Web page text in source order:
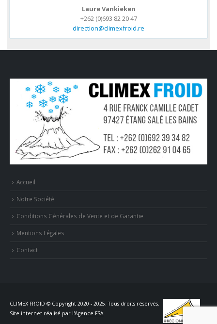
Laure Vankieken
+262 (0)693 82 20 47
direction@climexfroid.re
Accueil
Notre Société
Conditions Générales de Vente et de Garantie
Mentions Légales
Contact
CLIMEX FROID © Copyright 2020 - 2025. Tous droits réservés.
Site internet réalisé par l'Agence FSA